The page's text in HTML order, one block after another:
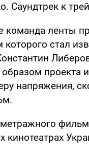
Саундтрек к
команда ленты
которого стал
проекта
напряжения,
кинотеатрах